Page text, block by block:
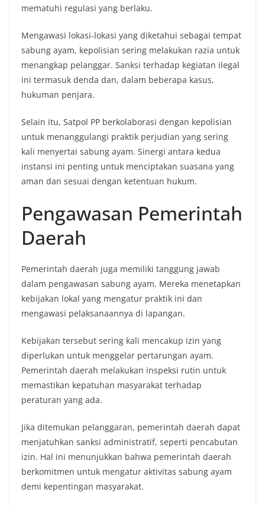
mematuhi regulasi yang berlaku.
Mengawasi lokasi-lokasi yang diketahui sebagai tempat
sabung ayam, kepolisian sering melakukan razia untuk
menangkap pelanggar. Sanksi terhadap kegiatan ilegal
ini termasuk denda dan, dalam beberapa kasus,
hukuman penjara.
Selain itu, Satpol PP berkolaborasi dengan kepolisian
untuk menanggulangi praktik perjudian yang sering
kali menyertai sabung ayam. Sinergi antara kedua
instansi ini penting untuk menciptakan suasana yang
aman dan sesuai dengan ketentuan hukum.
Pengawasan Pemerintah
Daerah
Pemerintah daerah juga memiliki tanggung jawab
dalam pengawasan sabung ayam. Mereka menetapkan
kebijakan lokal yang mengatur praktik ini dan
mengawasi pelaksanaannya di lapangan.
Kebijakan tersebut sering kali mencakup izin yang
diperlukan untuk menggelar pertarungan ayam.
Pemerintah daerah melakukan inspeksi rutin untuk
memastikan kepatuhan masyarakat terhadap
peraturan yang ada.
Jika ditemukan pelanggaran, pemerintah daerah dapat
menjatuhkan sanksi administratif, seperti pencabutan
izin. Hal ini menunjukkan bahwa pemerintah daerah
berkomitmen untuk mengatur aktivitas sabung ayam
demi kepentingan masyarakat.